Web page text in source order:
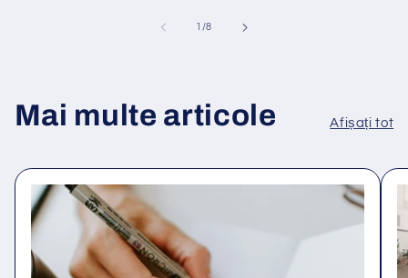
/din
8
Mai multe articole Afișați tot